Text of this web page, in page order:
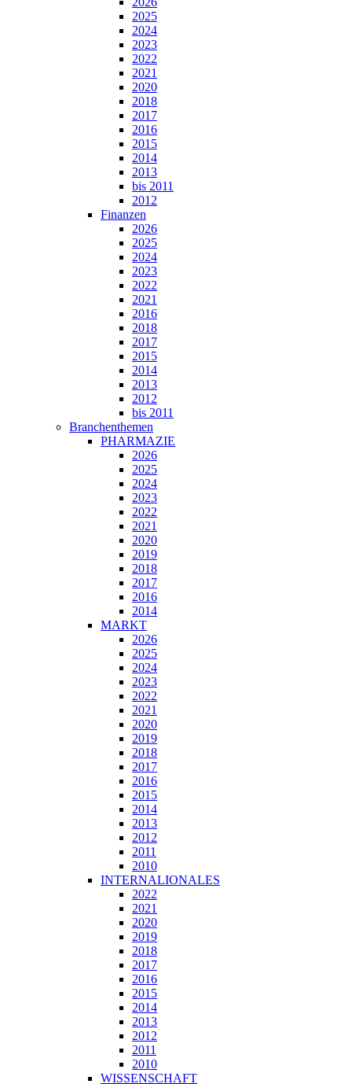
2025
2024
2023
2022
2021
2020
2018
2017
2016
2015
2014
2013
bis 2011
2012
Finanzen
2026
2025
2024
2023
2022
2021
2016
2018
2017
2015
2014
2013
2012
bis 2011
Branchenthemen
PHARMAZIE
2026
2025
2024
2023
2022
2021
2020
2019
2018
2017
2016
2014
MARKT
2026
2025
2024
2023
2022
2021
2020
2019
2018
2017
2016
2015
2014
2013
2012
2011
2010
INTERNALIONALES
2022
2021
2020
2019
2018
2017
2016
2015
2014
2013
2012
2011
2010
WISSENSCHAFT